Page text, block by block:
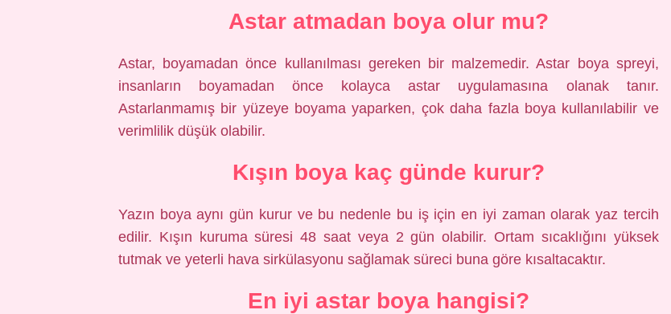
Astar atmadan boya olur mu?
Astar, boyamadan önce kullanılması gereken bir malzemedir. Astar boya spreyi,
insanların boyamadan önce kolayca astar uygulamasına olanak tanır.
Astarlanmamış bir yüzeye boyama yaparken, çok daha fazla boya kullanılabilir ve
verimlilik düşük olabilir.
Kışın boya kaç günde kurur?
Yazın boya aynı gün kurur ve bu nedenle bu iş için en iyi zaman olarak yaz tercih
edilir. Kışın kuruma süresi 48 saat veya 2 gün olabilir. Ortam sıcaklığını yüksek
tutmak ve yeterli hava sirkülasyonu sağlamak süreci buna göre kısaltacaktır.
En iyi astar boya hangisi?